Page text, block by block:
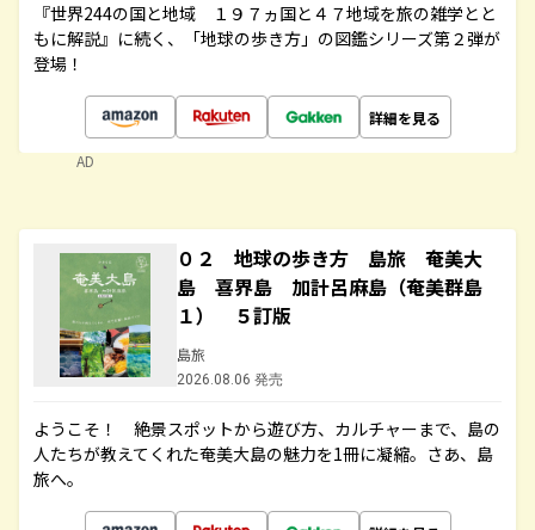
『世界244の国と地域 １９７ヵ国と４７地域を旅の雑学とと
もに解説』に続く、「地球の歩き方」の図鑑シリーズ第２弾が
登場！
詳細を見る
AD
０２ 地球の歩き方 島旅 奄美大
島 喜界島 加計呂麻島（奄美群島
１） ５訂版
島旅
2026.08.06 発売
ようこそ！ 絶景スポットから遊び方、カルチャーまで、島の
人たちが教えてくれた奄美大島の魅力を1冊に凝縮。さあ、島
旅へ。